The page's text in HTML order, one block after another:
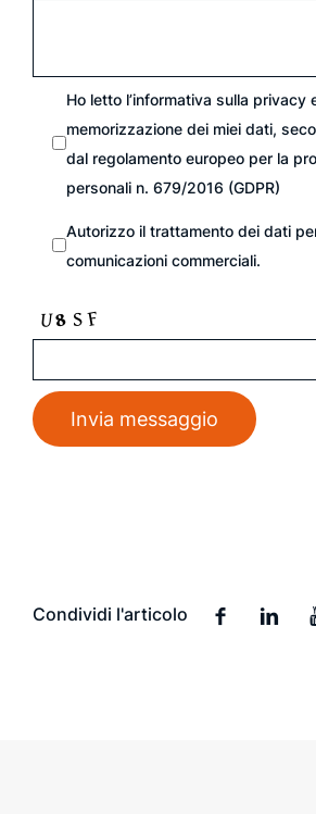
Ho letto l’informativa sulla privacy
memorizzazione dei miei dati,
dal regolamento europeo per la
personali n. 679/2016 (GDPR)
Autorizzo il trattamento dei dati
comunicazioni commerciali.
Condividi l'articolo